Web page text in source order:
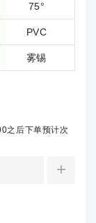
75°
PVC
雾锡
之后下单预计次
+